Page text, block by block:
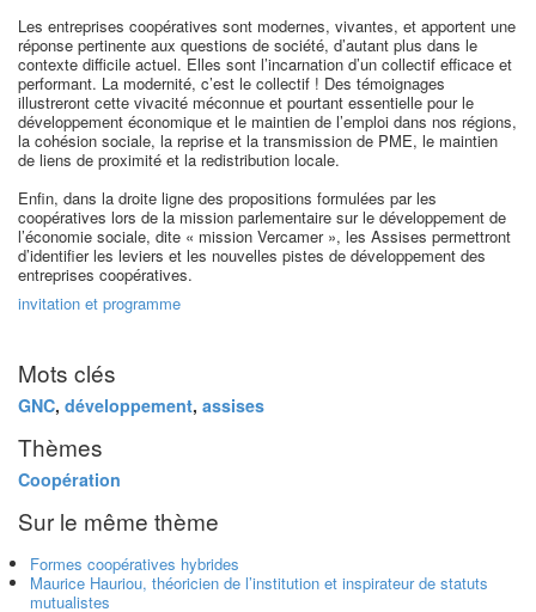
Les entreprises coopératives sont modernes, vivantes, et apportent une
réponse pertinente aux questions de société, d’autant plus dans le
contexte difficile actuel. Elles sont l’incarnation d’un collectif efficace et
performant. La modernité, c’est le collectif ! Des témoignages
illustreront cette vivacité méconnue et pourtant essentielle pour le
développement économique et le maintien de l’emploi dans nos régions,
la cohésion sociale, la reprise et la transmission de PME, le maintien
de liens de proximité et la redistribution locale.
Enfin, dans la droite ligne des propositions formulées par les
coopératives lors de la mission parlementaire sur le développement de
l’économie sociale, dite « mission Vercamer », les Assises permettront
d’identifier les leviers et les nouvelles pistes de développement des
entreprises coopératives.
invitation et programme
Mots clés
GNC, développement, assises
Thèmes
Coopération
Sur le même thème
Formes coopératives hybrides
Maurice Hauriou, théoricien de l’institution et inspirateur de statuts
mutualistes